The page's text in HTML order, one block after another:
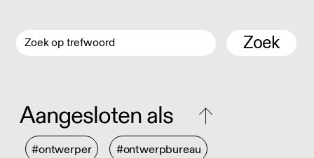
Zoek
Aangesloten als
#ontwerper #ontwerpbureau